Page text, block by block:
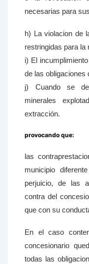
necesarias para
h) La violacion de
restringidas para la
i) El
de las obligaciones
j) Cuando se
minerales
extracción.
provocando que:
las
municipio
perjuicio, de las
contra del
que con su
En el caso
concesionario
todas las